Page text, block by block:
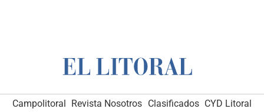
Campolitoral Revista Nosotros Clasificados CYD Litoral